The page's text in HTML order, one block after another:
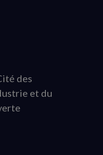
des
et du